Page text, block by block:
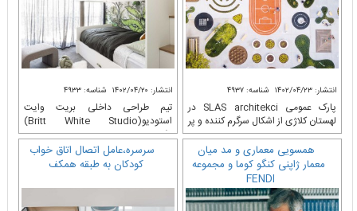
انتشار: ۱۴۰۲/۰۴/۲۳ شناسه: ۴۹۳۷
پارک عمومی SLAS architekci در
لهستان کلاژی از اشکال سرگرم کننده و پر
انتشار: ۱۴۰۲/۰۴/۲۰ شناسه: ۴۹۳۳
تیم طراحی داخلی بریت وایت
استودیو(Britt White Studio)
عکس‌هایی
همسویی معماری و مد میان
معمار ژاپنی کنگو کوما و مجموعه
FENDI
سرسره،عامل اتصال اتاق خواب
کودکان به طبقه همکف